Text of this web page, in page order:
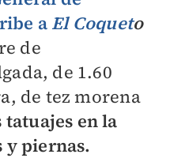
a El Coqueto
de
de 1.60
de tez morena
en la
y piernas.